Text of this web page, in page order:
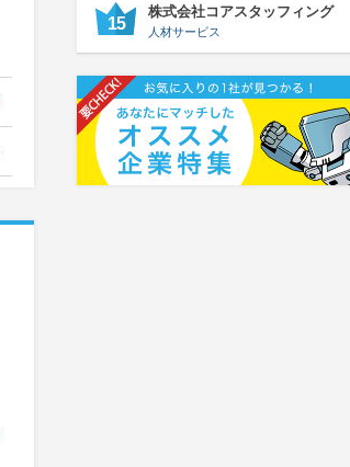
15
株式会社コアスタッフィング
人材サービス